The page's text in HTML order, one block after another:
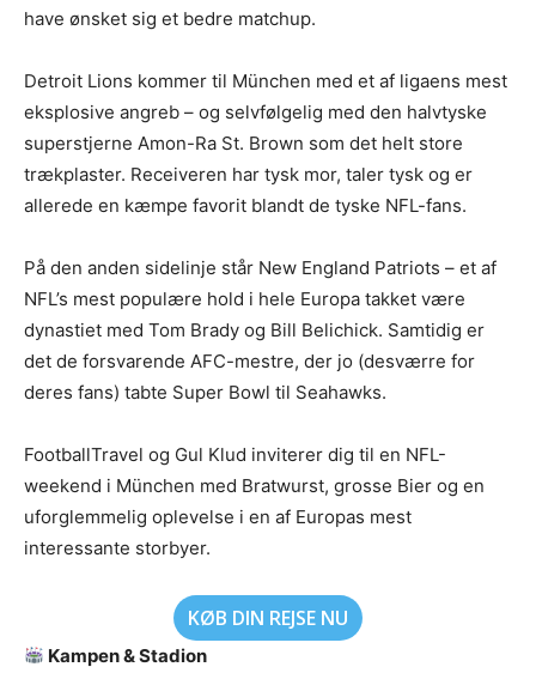
have ønsket sig et bedre matchup.
Detroit Lions kommer til München med et af ligaens mest
eksplosive angreb – og selvfølgelig med den halvtyske
superstjerne Amon-Ra St. Brown som det helt store
trækplaster. Receiveren har tysk mor, taler tysk og er
allerede en kæmpe favorit blandt de tyske NFL-fans.
På den anden sidelinje står New England Patriots – et af
NFL’s mest populære hold i hele Europa takket være
dynastiet med Tom Brady og Bill Belichick. Samtidig er
det de forsvarende AFC-mestre, der jo (desværre for
deres fans) tabte Super Bowl til Seahawks.
FootballTravel og Gul Klud inviterer dig til en NFL-
weekend i München med Bratwurst, grosse Bier og en
uforglemmelig oplevelse i en af Europas mest
interessante storbyer.
KØB DIN REJSE NU
Kampen & Stadion